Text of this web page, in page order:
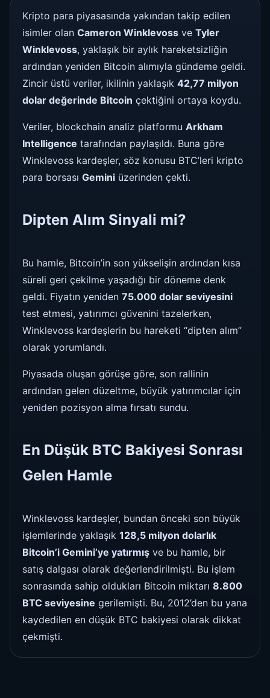
Kripto para piyasasında yakından takip edilen
isimler olan Cameron Winklevoss ve Tyler
Winklevoss, yaklaşık bir aylık hareketsizliğin
ardından yeniden Bitcoin alımıyla gündeme geldi.
Zincir üstü veriler, ikilinin yaklaşık 42,77 milyon
dolar değerinde Bitcoin çektiğini ortaya koydu.
Veriler, blockchain analiz platformu Arkham
Intelligence tarafından paylaşıldı. Buna göre
Winklevoss kardeşler, söz konusu BTC’leri kripto
para borsası Gemini üzerinden çekti.
Dipten Alım Sinyali mi?
Bu hamle, Bitcoin’in son yükselişin ardından kısa
süreli geri çekilme yaşadığı bir döneme denk
geldi. Fiyatın yeniden 75.000 dolar seviyesini
test etmesi, yatırımcı güvenini tazelerken,
Winklevoss kardeşlerin bu hareketi “dipten alım”
olarak yorumlandı.
Piyasada oluşan görüşe göre, son rallinin
ardından gelen düzeltme, büyük yatırımcılar için
yeniden pozisyon alma fırsatı sundu.
En Düşük BTC Bakiyesi Sonrası
Gelen Hamle
Winklevoss kardeşler, bundan önceki son büyük
işlemlerinde yaklaşık 128,5 milyon dolarlık
Bitcoin’i Gemini’ye yatırmış ve bu hamle, bir
satış dalgası olarak değerlendirilmişti. Bu işlem
sonrasında sahip oldukları Bitcoin miktarı 8.800
BTC seviyesine gerilemişti. Bu, 2012’den bu yana
kaydedilen en düşük BTC bakiyesi olarak dikkat
çekmişti.